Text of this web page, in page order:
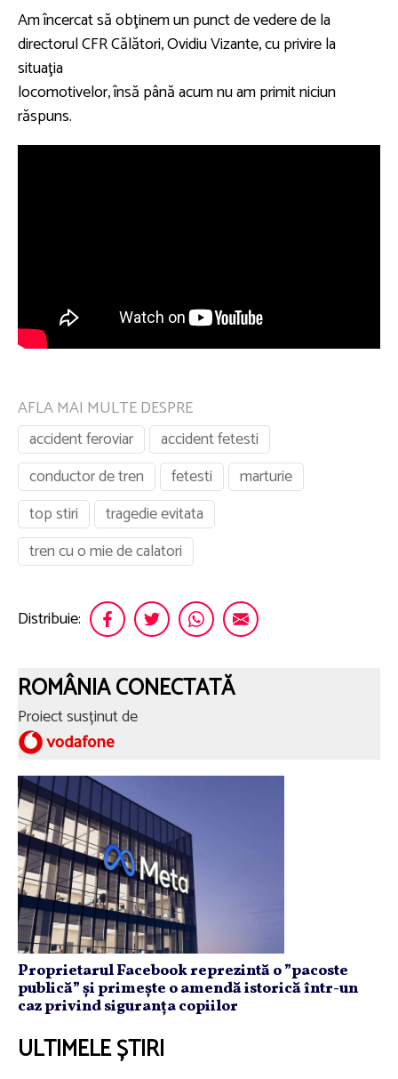
Am încercat să obţinem un punct de vedere de la
directorul CFR Călători, Ovidiu Vizante, cu privire la
situaţia
locomotivelor, însă până acum nu am primit niciun
răspuns.
AFLA MAI MULTE DESPRE
accident feroviar
accident fetesti
conductor de tren
fetesti
marturie
top stiri
tragedie evitata
tren cu o mie de calatori
Distribuie:
ROMÂNIA CONECTATĂ
Proiect susținut de
Proprietarul Facebook reprezintă o ”pacoste
publică” și primește o amendă istorică într-un
caz privind siguranța copiilor
ULTIMELE ȘTIRI